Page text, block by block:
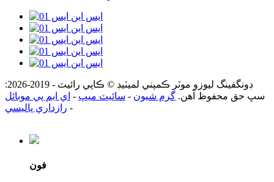
ڊونگفينگ ليوزو موٽر ڪمپني لميٽيڊ © ڪاپي رائيٽ - 2019-2026:
سڀ حق محفوظ آهن. گرم شيون - سائيٽ ميپ - اي ايم پي موبائل
- رازداري پاليسي
فون